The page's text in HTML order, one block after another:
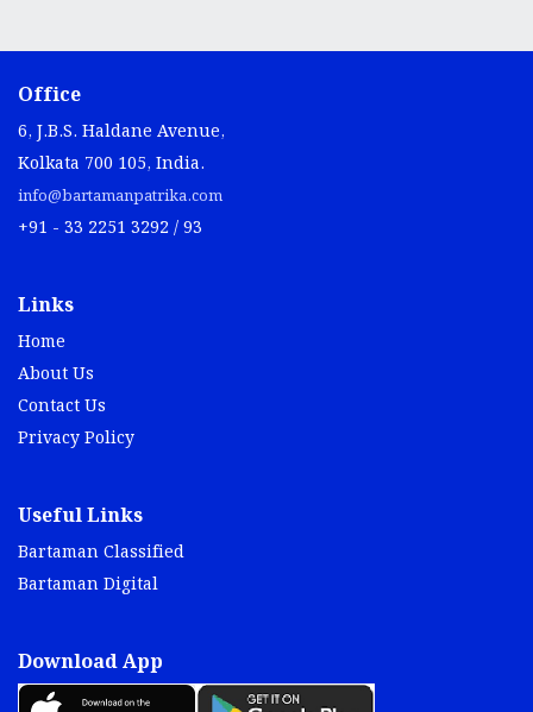
Office
6, J.B.S. Haldane Avenue,
Kolkata 700 105, India.
info@bartamanpatrika.com
+91 - 33 2251 3292 / 93
Links
Home
About Us
Contact Us
Privacy Policy
Useful Links
Bartaman Classified
Bartaman Digital
Download App